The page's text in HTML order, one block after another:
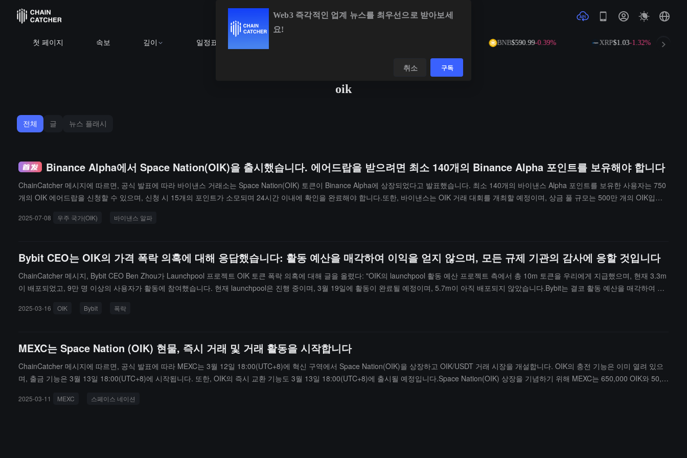
첫 페이지 속보 깊이 일정표 BNB$590.99-0.39% XRP$1.03-1.32%
oik
전체 글 뉴스 플래시
Binance Alpha에서 Space Nation(OIK)을 출시했습니다. 에어드랍을 받으려면 최소 140개의 Binance Alpha 포인트를 보유해야 합니다
ChainCatcher 메시지에 따르면, 공식 발표에 따라 바이낸스 거래소는 Space Nation(OIK) 토큰이 Binance Alpha에 상장되었다고 발표했습니다. 최소 140개의 바이낸스 Alpha 포인트를 보유한 사용자는 750
개의 OIK 에어드랍을 신청할 수 있으며, 신청 시 15개의 포인트가 소모되며 24시간 이내에 확인을 완료해야 합니다.또한, 바이낸스는 OIK 거래 대회를 개최할 예정이며, 상금 풀 규모는 500만 개의 OIK입니
2025-07-08 우주 국가(OIK) 바이낸스 알파
Bybit CEO는 OIK의 가격 폭락 의혹에 대해 응답했습니다: 활동 예산을 매각하여 이익을 얻지 않으며, 모든 규제 기관의 감사에 응할 것입니다
ChainCatcher 메시지, Bybit CEO Ben Zhou가 Launchpool 프로젝트 OIK 토큰 폭락 의혹에 대해 글을 올렸다: "OIK의 launchpool 활동 예산 프로젝트 측에서 총 10m 토큰을 우리에게 지급했으며, 현재 3.3m
이 배포되었고, 9만 명 이상의 사용자가 활동에 참여했습니다. 현재 launchpool은 진행 중이며, 3월 19일에 활동이 완료될 예정이며, 5.7m이 아직 배포되지 않았습니다.Bybit는 결코 활동 예산을 매각하여 이
자가 존재하는 것으로 보이며, 구체적인 세부 사항은 준법 감시 부서에서 조사 중입니다. 앞으로 커뮤니티가 우리의 예산 상황을 보다 직관적으로 볼 수 있도록, 독립 지갑을 사용하여 프로젝트 측의 예산을 수
5%도 안 되는 프로젝트에서, 프로젝트 측은 개장 30분 만에 존재하지 말아야 할 유통량을 수용했다."
2025-03-16 OIK Bybit 폭락
MEXC는 Space Nation (OIK) 현물, 즉시 거래 및 거래 활동을 시작합니다
ChainCatcher 메시지에 따르면, 공식 발표에 따라 MEXC는 3월 12일 18:00(UTC+8)에 혁신 구역에서 Space Nation(OIK)을 상장하고 OIK/USDT 거래 시장을 개설합니다. OIK의 충전 기능은 이미 열려 있으
며, 출금 기능은 3월 13일 18:00(UTC+8)에 시작됩니다. 또한, OIK의 즉시 교환 기능도 3월 13일 18:00(UTC+8)에 출시될 예정입니다.Space Nation(OIK) 상장을 기념하기 위해 MEXC는 650,000 OIK와 50,0
2025-03-11 MEXC 스페이스 네이션
Web3 즉각적인 업계 뉴스를 최우선으로 받아보세
요!
취소 구독